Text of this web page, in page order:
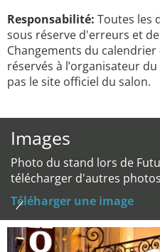
Responsabilité: Toutes les
sous réserve d'erreurs et
Changements du
réservés à l’organisateur
pas le site officiel du salon.
Images
Photo du stand lors de
télécharger d'autres
Téléharger une image